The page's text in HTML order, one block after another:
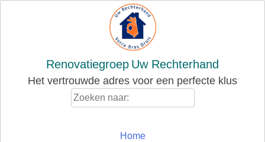
Renovatiegroep Uw Rechterhand
Het vertrouwde adres voor een perfecte klus
Home